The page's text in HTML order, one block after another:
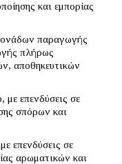
και εμπορίας
παραγωγής
πλήρως
αποθηκευτικών
με επενδύσεις σε
σπόρων και
επενδύσεις σε
αρωματικών και